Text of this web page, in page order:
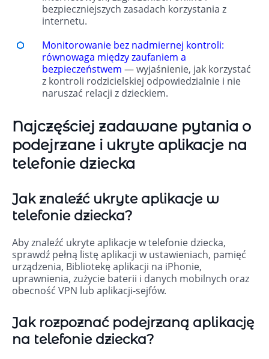
bezpieczniejszych zasadach korzystania z
internetu.
Monitorowanie bez nadmiernej kontroli:
równowaga między zaufaniem a
bezpieczeństwem — wyjaśnienie, jak korzystać
z kontroli rodzicielskiej odpowiedzialnie i nie
naruszać relacji z dzieckiem.
Najczęściej zadawane pytania o
podejrzane i ukryte aplikacje na
telefonie dziecka
Jak znaleźć ukryte aplikacje w
telefonie dziecka?
Aby znaleźć ukryte aplikacje w telefonie dziecka,
sprawdź pełną listę aplikacji w ustawieniach, pamięć
urządzenia, Bibliotekę aplikacji na iPhonie,
uprawnienia, zużycie baterii i danych mobilnych oraz
obecność VPN lub aplikacji-sejfów.
Jak rozpoznać podejrzaną aplikację
na telefonie dziecka?